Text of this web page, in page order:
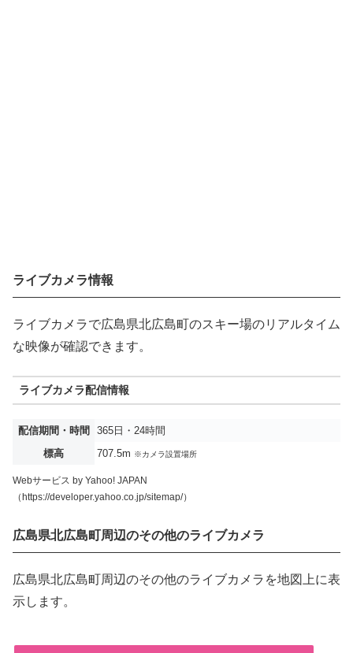
ライブカメラ情報
ライブカメラで広島県北広島町のスキー場のリアルタイム
な映像が確認できます。
ライブカメラ配信情報
配信期間・時間
365日・24時間
標高
707.5m ※カメラ設置場所
Webサービス by Yahoo! JAPAN
（https://developer.yahoo.co.jp/sitemap/）
広島県北広島町周辺のその他のライブカメラ
広島県北広島町周辺のその他のライブカメラを地図上に表
示します。